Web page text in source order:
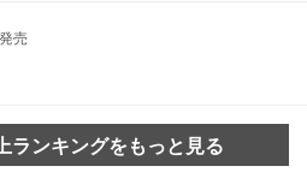
売
ランキングをもっと見る